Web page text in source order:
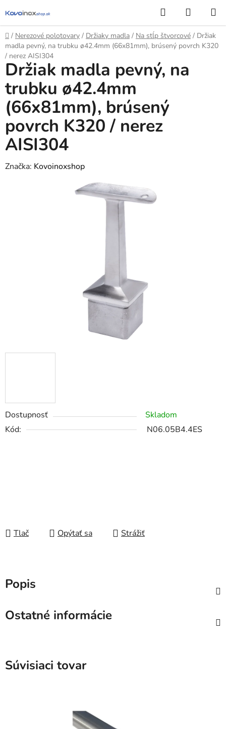
na
obsah
Hľadať
KOŠÍK
Domov
/ Nerezové polotovary / Držiaky madla / Na stĺp štvorcové / Držiak
madla pevný, na trubku ø42.4mm (66x81mm), brúsený povrch K320
/ nerez AISI304
Dostupnosť
Skladom
Kód:
N06.05B4.4ES
Tlač Opýtať sa Strážiť
Držiak madla pevný, na
trubku ø42.4mm
(66x81mm), brúsený
povrch K320 / nerez
AISI304
Značka: Kovoinoxshop
Popis
Ostatné informácie
Súvisiaci tovar